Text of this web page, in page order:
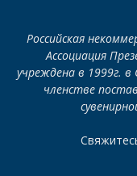
Российская
Ассоциация
учреждена в 1999г.
членстве